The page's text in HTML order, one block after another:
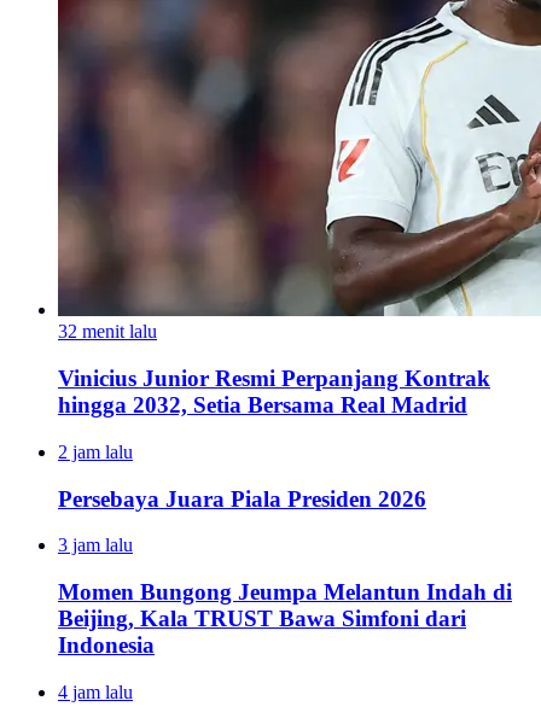
32 menit lalu
Vinicius Junior Resmi Perpanjang Kontrak
hingga 2032, Setia Bersama Real Madrid
2 jam lalu
Persebaya Juara Piala Presiden 2026
3 jam lalu
Momen Bungong Jeumpa Melantun Indah di
Beijing, Kala TRUST Bawa Simfoni dari
Indonesia
4 jam lalu